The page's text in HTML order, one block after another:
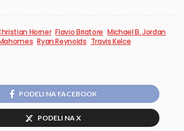
Horner Flavio Briatore Michael B. Jordan
Ryan Reynolds Travis Kelce
PODELI NA FACEBOOK
PODELI NA X